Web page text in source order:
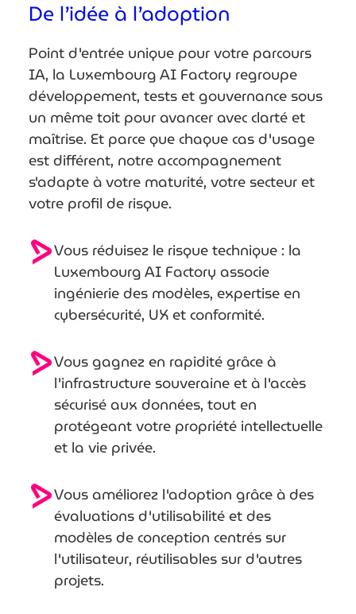
De l’idée à l’adoption
Point d'entrée unique pour votre parcours
IA, la Luxembourg AI Factory regroupe
développement, tests et gouvernance sous
un même toit pour avancer avec clarté et
maîtrise. Et parce que chaque cas d'usage
est différent, notre accompagnement
s'adapte à votre maturité, votre secteur et
votre profil de risque.
Vous réduisez le risque technique : la
Luxembourg AI Factory associe
ingénierie des modèles, expertise en
cybersécurité, UX et conformité.
Vous gagnez en rapidité grâce à
l'infrastructure souveraine et à l'accès
sécurisé aux données, tout en
protégeant votre propriété intellectuelle
et la vie privée.
Vous améliorez l'adoption grâce à des
évaluations d'utilisabilité et des
modèles de conception centrés sur
l'utilisateur, réutilisables sur d'autres
projets.